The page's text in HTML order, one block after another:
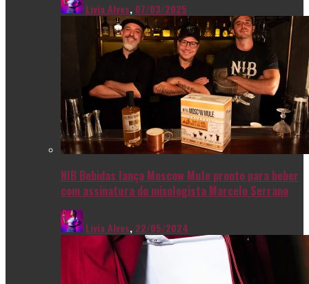
Livia Alves, 07/03/2025
NIB Bebidas lança Moscow Mule pronto para beber
com assinatura do mixologista Marcelo Serrano
Livia Alves, 22/05/2024